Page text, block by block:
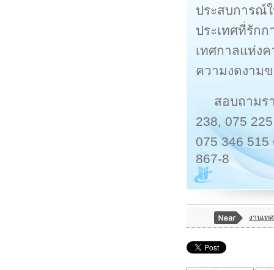
ประสบการณ์
ประเทศที่รัก
เทศกาลแห่ง
ความงดงาม
สอบถามร
238, 075
075 346
867-8
งานเท